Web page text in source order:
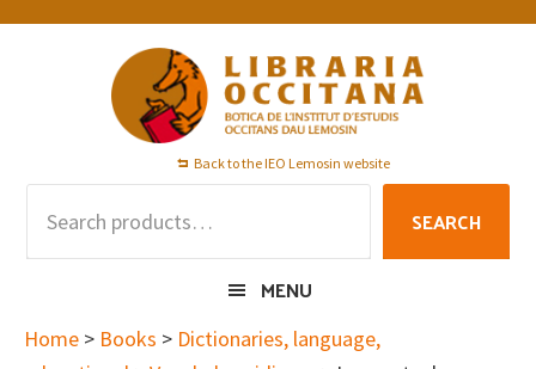
Skip
Skip
Skip
Back to the IEO Lemosin website
SEARCH
MENU
Home > Books > Dictionaries, language,